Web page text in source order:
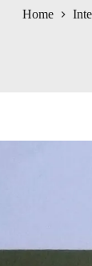
Home